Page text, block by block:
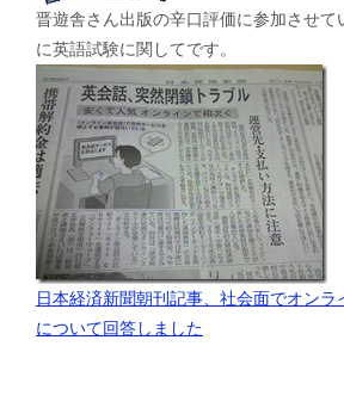
晋遊舎さん出版の辛口評価に参加させて
に英語試験に関してです。
日本経済新聞朝刊記事、社会面でオンラ
について回答しました